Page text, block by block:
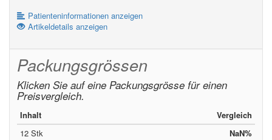
Patienteninformationen anzeigen
Artikeldetails anzeigen
Packungsgrössen
Klicken Sie auf eine Packungsgrösse für einen
Preisvergleich.
Inhalt
Vergleich
12 Stk
NaN%